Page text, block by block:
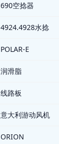
690空捻器
4924.4928水捻
POLAR-E
润滑脂
线路板
意大利游动风机
ORION